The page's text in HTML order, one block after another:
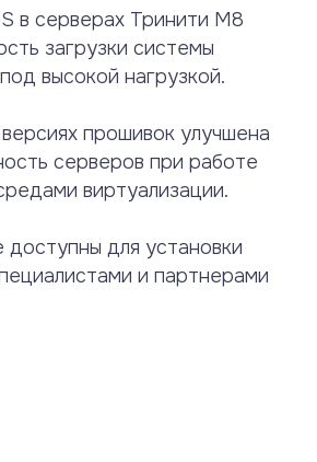
в серверах Тринити М8
загрузки системы
высокой нагрузкой.
прошивок улучшена
серверов при работе
виртуализации.
для установки
и партнерами